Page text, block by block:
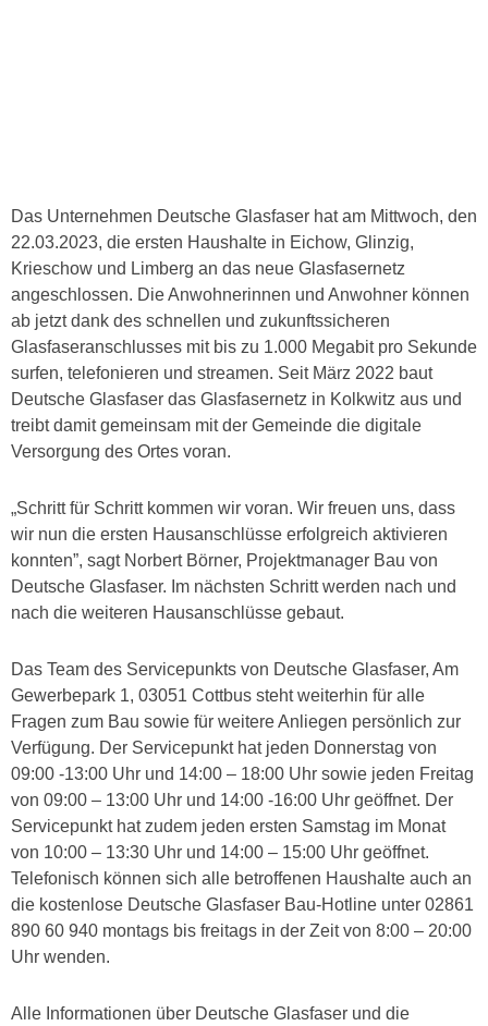
Das Unternehmen Deutsche Glasfaser hat am Mittwoch, den
22.03.2023, die ersten Haushalte in Eichow, Glinzig,
Krieschow und Limberg an das neue Glasfasernetz
angeschlossen. Die Anwohnerinnen und Anwohner können
ab jetzt dank des schnellen und zukunftssicheren
Glasfaseranschlusses mit bis zu 1.000 Megabit pro Sekunde
surfen, telefonieren und streamen. Seit März 2022 baut
Deutsche Glasfaser das Glasfasernetz in Kolkwitz aus und
treibt damit gemeinsam mit der Gemeinde die digitale
Versorgung des Ortes voran.
„Schritt für Schritt kommen wir voran. Wir freuen uns, dass
wir nun die ersten Hausanschlüsse erfolgreich aktivieren
konnten”, sagt Norbert Börner, Projektmanager Bau von
Deutsche Glasfaser. Im nächsten Schritt werden nach und
nach die weiteren Hausanschlüsse gebaut.
Das Team des Servicepunkts von Deutsche Glasfaser, Am
Gewerbepark 1, 03051 Cottbus steht weiterhin für alle
Fragen zum Bau sowie für weitere Anliegen persönlich zur
Verfügung. Der Servicepunkt hat jeden Donnerstag von
09:00 -13:00 Uhr und 14:00 – 18:00 Uhr sowie jeden Freitag
von 09:00 – 13:00 Uhr und 14:00 -16:00 Uhr geöffnet. Der
Servicepunkt hat zudem jeden ersten Samstag im Monat
von 10:00 – 13:30 Uhr und 14:00 – 15:00 Uhr geöffnet.
Telefonisch können sich alle betroffenen Haushalte auch an
die kostenlose Deutsche Glasfaser Bau-Hotline unter 02861
890 60 940 montags bis freitags in der Zeit von 8:00 – 20:00
Uhr wenden.
Alle Informationen über Deutsche Glasfaser und die